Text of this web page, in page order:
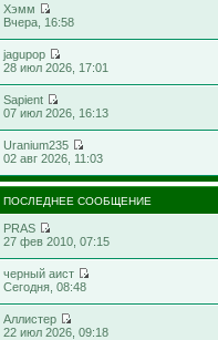
Хэмм
Вчера, 16:58
jagupop
28 июл 2026, 17:01
Sapient
07 июл 2026, 16:13
Uranium235
02 авг 2026, 11:03
ПОСЛЕДНЕЕ СООБЩЕНИЕ
PRAS
27 фев 2010, 07:15
черный аист
Сегодня, 08:48
Аллистер
22 июл 2026, 09:18